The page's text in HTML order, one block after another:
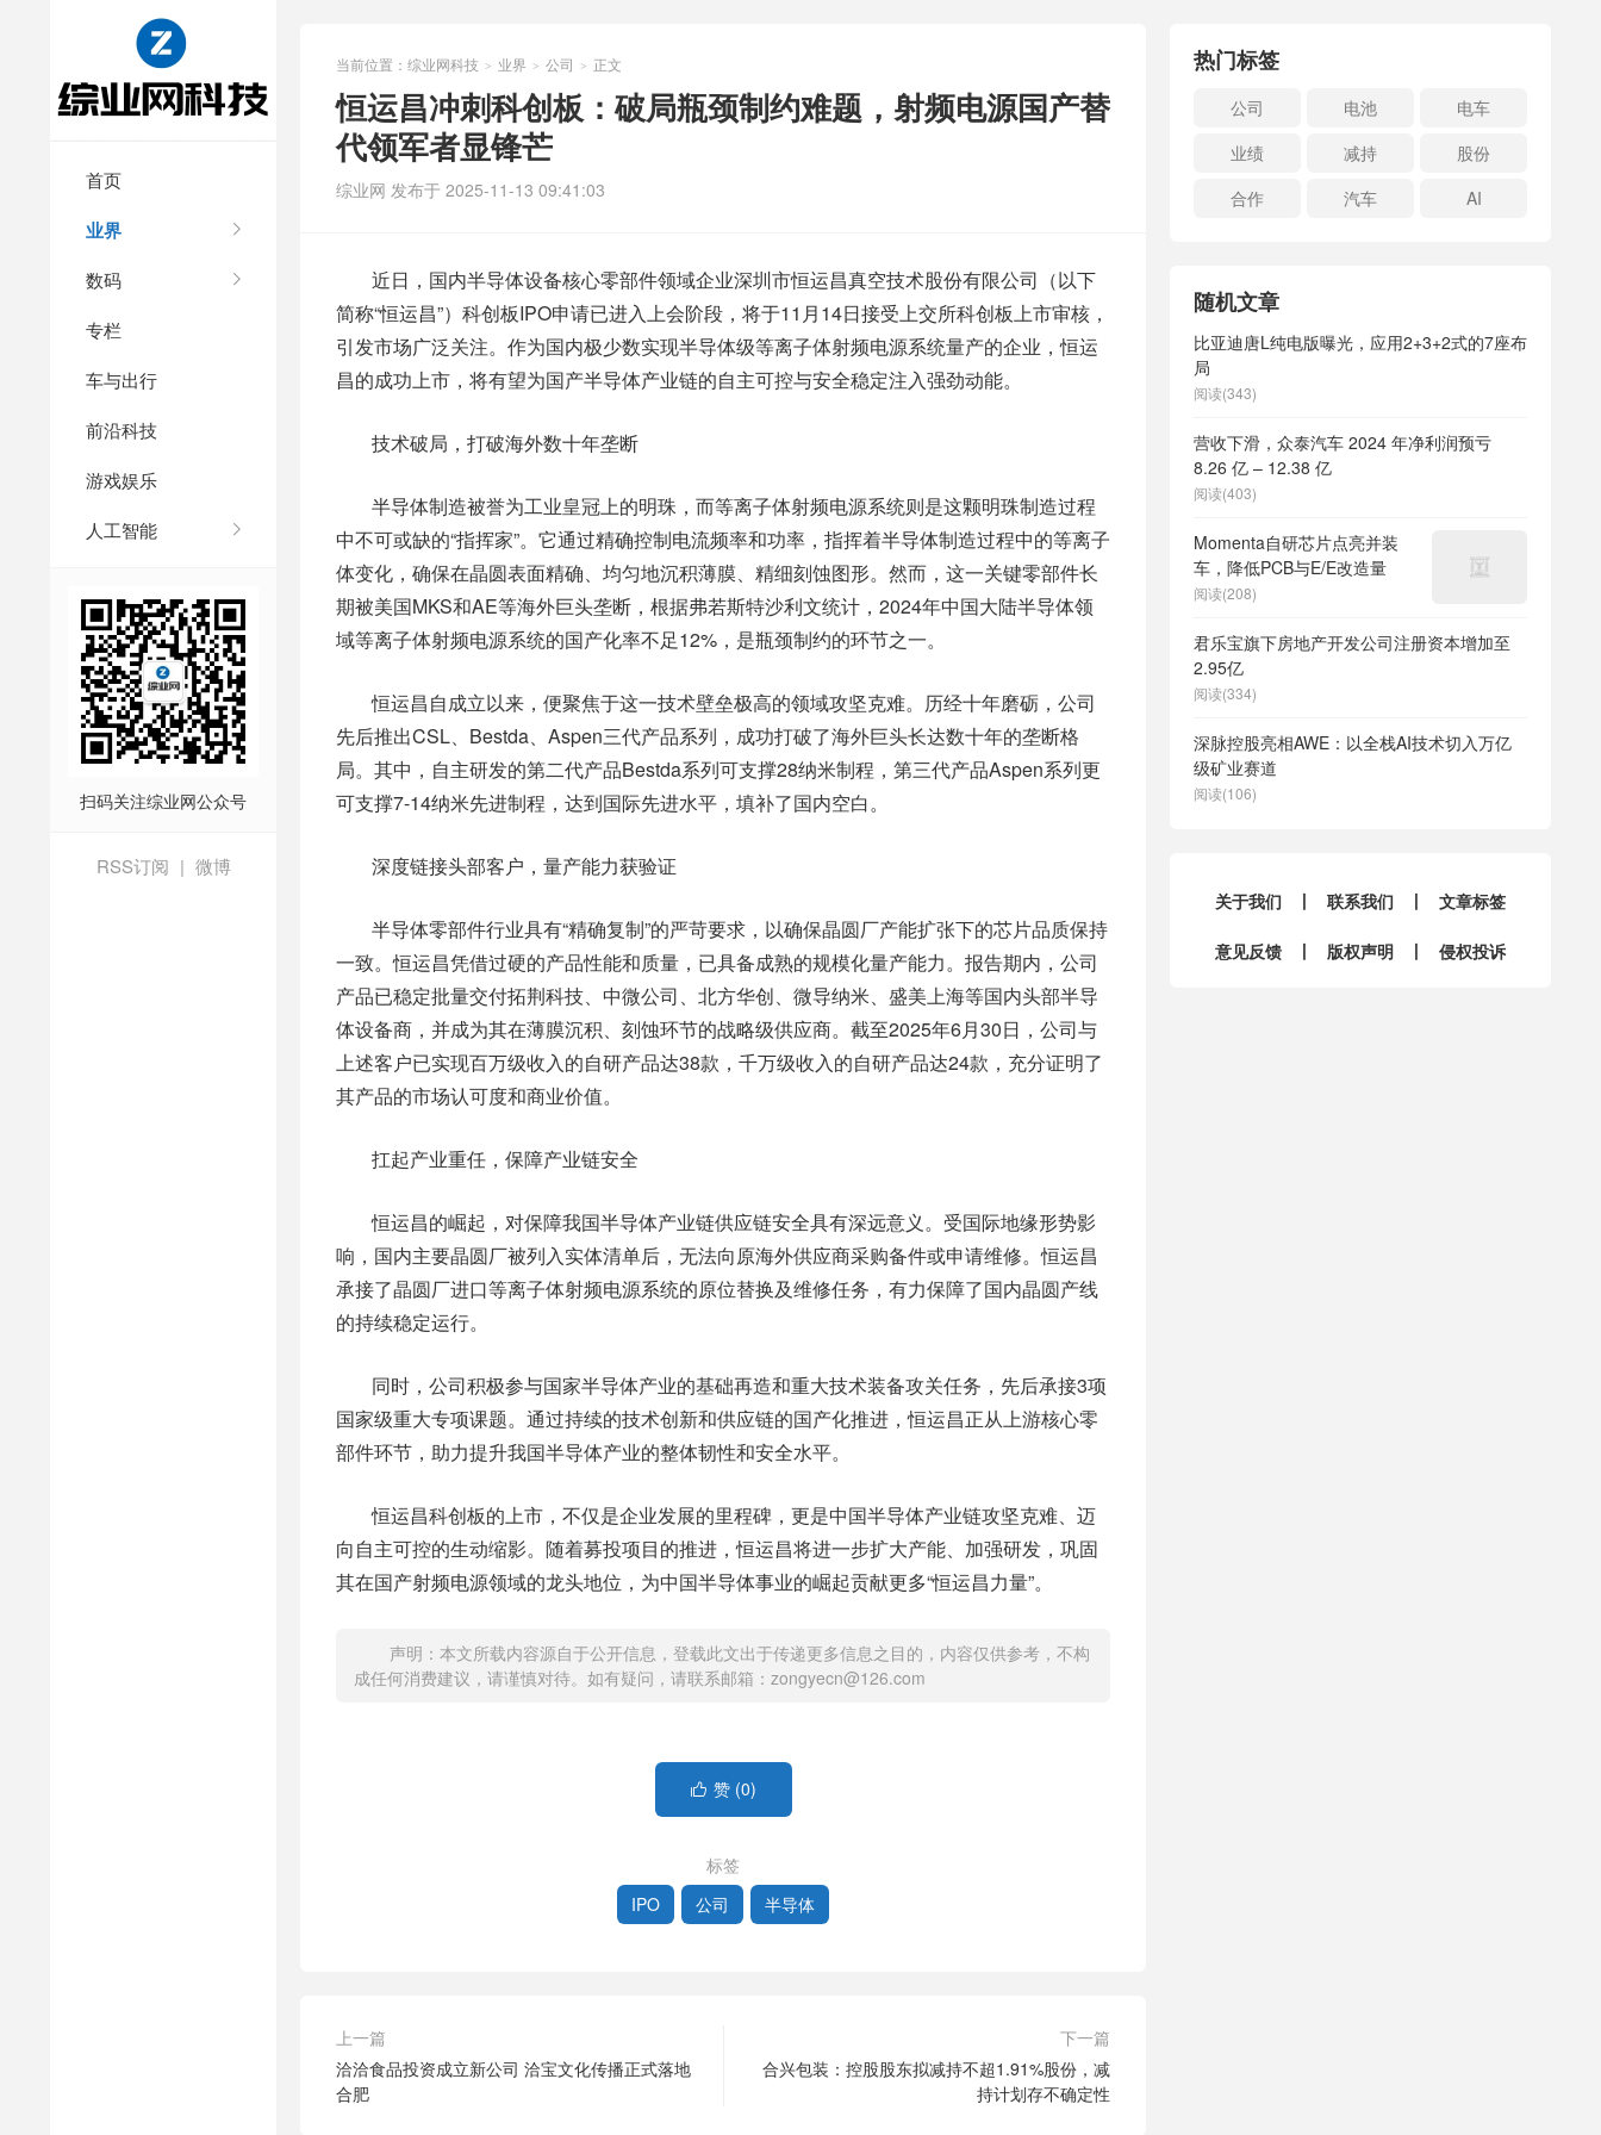
首页
业界
数码
专栏
车与出行
前沿科技
游戏娱乐
人工智能
扫码关注综业网公众号
RSS订阅 | 微博
当前位置： 综业网科技 > 业界 > 公司 > 正文
恒运昌冲刺科创板：破局瓶颈制约难题，射频电源国产替
代领军者显锋芒
综业网 发布于 2025-11-13 09:41:03
近日，国内半导体设备核心零部件领域企业深圳市恒运昌真空技术股份有限公司（以下
简称“恒运昌”）科创板IPO申请已进入上会阶段，将于11月14日接受上交所科创板上市审核，
引发市场广泛关注。作为国内极少数实现半导体级等离子体射频电源系统量产的企业，恒运
昌的成功上市，将有望为国产半导体产业链的自主可控与安全稳定注入强劲动能。
技术破局，打破海外数十年垄断
半导体制造被誉为工业皇冠上的明珠，而等离子体射频电源系统则是这颗明珠制造过程
中不可或缺的“指挥家”。它通过精确控制电流频率和功率，指挥着半导体制造过程中的等离子
体变化，确保在晶圆表面精确、均匀地沉积薄膜、精细刻蚀图形。然而，这一关键零部件长
期被美国MKS和AE等海外巨头垄断，根据弗若斯特沙利文统计，2024年中国大陆半导体领
域等离子体射频电源系统的国产化率不足12%，是瓶颈制约的环节之一。
恒运昌自成立以来，便聚焦于这一技术壁垒极高的领域攻坚克难。历经十年磨砺，公司
先后推出CSL、Bestda、Aspen三代产品系列，成功打破了海外巨头长达数十年的垄断格
局。其中，自主研发的第二代产品Bestda系列可支撑28纳米制程，第三代产品Aspen系列更
可支撑7-14纳米先进制程，达到国际先进水平，填补了国内空白。
深度链接头部客户，量产能力获验证
半导体零部件行业具有“精确复制”的严苛要求，以确保晶圆厂产能扩张下的芯片品质保持
一致。恒运昌凭借过硬的产品性能和质量，已具备成熟的规模化量产能力。报告期内，公司
产品已稳定批量交付拓荆科技、中微公司、北方华创、微导纳米、盛美上海等国内头部半导
体设备商，并成为其在薄膜沉积、刻蚀环节的战略级供应商。截至2025年6月30日，公司与
上述客户已实现百万级收入的自研产品达38款，千万级收入的自研产品达24款，充分证明了
其产品的市场认可度和商业价值。
扛起产业重任，保障产业链安全
恒运昌的崛起，对保障我国半导体产业链供应链安全具有深远意义。受国际地缘形势影
响，国内主要晶圆厂被列入实体清单后，无法向原海外供应商采购备件或申请维修。恒运昌
承接了晶圆厂进口等离子体射频电源系统的原位替换及维修任务，有力保障了国内晶圆产线
的持续稳定运行。
同时，公司积极参与国家半导体产业的基础再造和重大技术装备攻关任务，先后承接3项
国家级重大专项课题。通过持续的技术创新和供应链的国产化推进，恒运昌正从上游核心零
部件环节，助力提升我国半导体产业的整体韧性和安全水平。
恒运昌科创板的上市，不仅是企业发展的里程碑，更是中国半导体产业链攻坚克难、迈
向自主可控的生动缩影。随着募投项目的推进，恒运昌将进一步扩大产能、加强研发，巩固
其在国产射频电源领域的龙头地位，为中国半导体事业的崛起贡献更多“恒运昌力量”。
声明：本文所载内容源自于公开信息，登载此文出于传递更多信息之目的，内容仅供参考，不构
成任何消费建议，请谨慎对待。如有疑问，请联系邮箱：zongyecn@126.com
 赞 (0)
标签
IPO
公司 半导体
上一篇
洽洽食品投资成立新公司 洽宝文化传播正式落地
合肥
下一篇
合兴包装：控股股东拟减持不超1.91%股份，减
持计划存不确定性
热门标签
公司 电池
电车
业绩
减持
股份
合作
汽车 AI
随机文章
比亚迪唐L纯电版曝光，应用2+3+2式的7座布
局
阅读(343)
营收下滑，众泰汽车 2024 年净利润预亏
8.26 亿 – 12.38 亿
阅读(403)
Momenta自研芯片点亮并装
车，降低PCB与E/E改造量
阅读(208)
君乐宝旗下房地产开发公司注册资本增加至
2.95亿
阅读(334)
深脉控股亮相AWE：以全栈AI技术切入万亿
级矿业赛道
阅读(106)
关于我们 丨 联系我们 丨 文章标签
意见反馈 丨 版权声明 丨 侵权投诉